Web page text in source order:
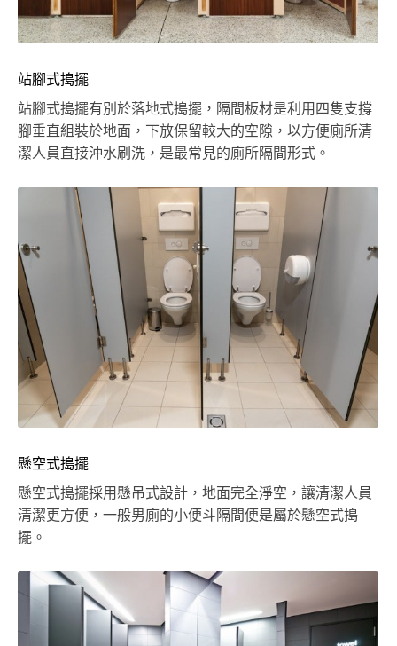
站腳式搗擺
站腳式搗擺有別於落地式搗擺，隔間板材是利用四隻支撐
腳垂直組裝於地面，下放保留較大的空隙，以方便廁所清
潔人員直接沖水刷洗，是最常見的廁所隔間形式。
懸空式搗擺
懸空式搗擺採用懸吊式設計，地面完全淨空，讓清潔人員
清潔更方便，一般男廁的小便斗隔間便是屬於懸空式搗
擺。